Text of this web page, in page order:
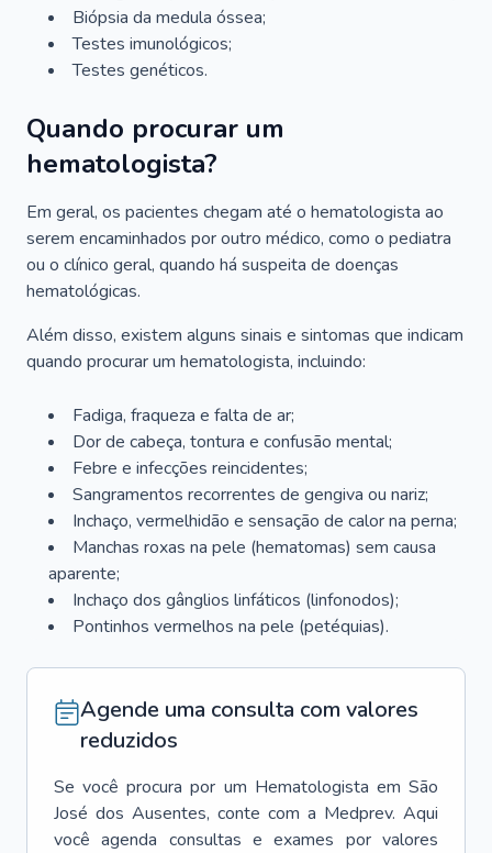
Biópsia da medula óssea;
Testes imunológicos;
Testes genéticos.
Quando procurar um
hematologista?
Em geral, os pacientes chegam até o hematologista ao
serem encaminhados por outro médico, como o pediatra
ou o clínico geral, quando há suspeita de doenças
hematológicas.
Além disso, existem alguns sinais e sintomas que indicam
quando procurar um hematologista, incluindo:
Fadiga, fraqueza e falta de ar;
Dor de cabeça, tontura e confusão mental;
Febre e infecções reincidentes;
Sangramentos recorrentes de gengiva ou nariz;
Inchaço, vermelhidão e sensação de calor na perna;
Manchas roxas na pele (hematomas) sem causa
aparente;
Inchaço dos gânglios linfáticos (linfonodos);
Pontinhos vermelhos na pele (petéquias).
Agende uma consulta com valores
reduzidos
Se você procura por um Hematologista em São
José dos Ausentes, conte com a Medprev. Aqui
você agenda consultas e exames por valores